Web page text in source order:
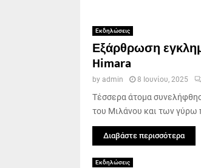
Εκδηλώσεις
Εξάρθρωση
Himara
by admin 8 Ιουνίου, 2025
Τέσσερα άτομα
του Μιλάνου και των γύρω
Διαβάστε περισσότερα
Εκδηλώσεις